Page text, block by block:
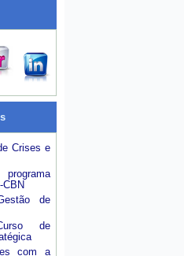
Crises e
CBN
de
de
com a